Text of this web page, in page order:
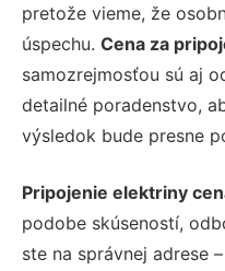
pretože vieme, že
úspechu. Cena za
samozrejmosťou sú aj
detailné poradenstvo,
výsledok bude presne
Pripojenie elektriny
podobe skúseností,
ste na správnej adrese